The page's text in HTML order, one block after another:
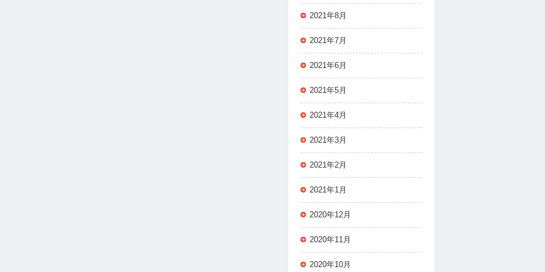
2021年8月
2021年7月
2021年6月
2021年5月
2021年4月
2021年3月
2021年2月
2021年1月
2020年12月
2020年11月
2020年10月